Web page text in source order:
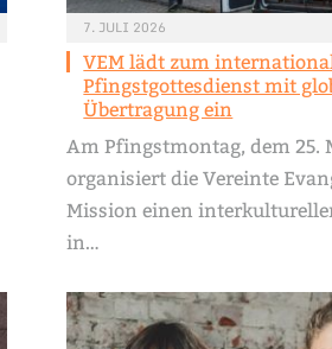
7. JULI 2026
VEM lädt zum
Pfingstgottesdienst mit
Übertragung ein
Am Pfingstmontag, dem 25.
organisiert die Vereinte
Mission einen
in…